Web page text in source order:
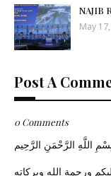
NAJIB
May
Post A
0 Comments
اللَّهِ الرَّحْمَنِ الرَّحِيم
ورحمة الله وبركاته